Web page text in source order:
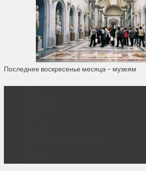
Последнее воскресенье месяца – музеям